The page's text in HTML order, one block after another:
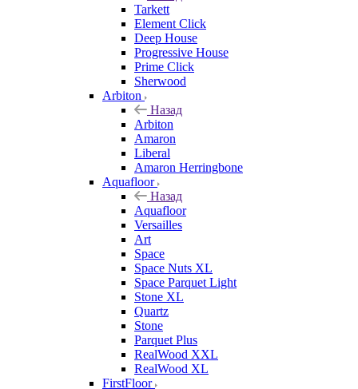
Tarkett
Element Click
Deep House
Progressive House
Prime Click
Sherwood
Arbiton
Назад
Arbiton
Amaron
Liberal
Amaron Herringbone
Aquafloor
Назад
Aquafloor
Versailles
Art
Space
Space Nuts XL
Space Parquet Light
Stone XL
Quartz
Stone
Parquet Plus
RealWood XXL
RealWood XL
FirstFloor